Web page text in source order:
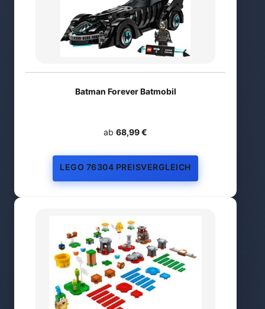
Batman Forever Batmobil
ab 68,99 €
LEGO 76304 PREISVERGLEICH